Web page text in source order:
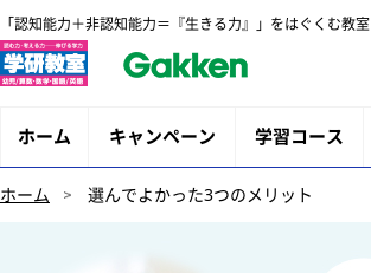
「認知能力＋非認知能力＝『生きる力』」をはぐくむ教室
ホーム キャンペーン 学習コース
ホーム 選んでよかった3つのメリット